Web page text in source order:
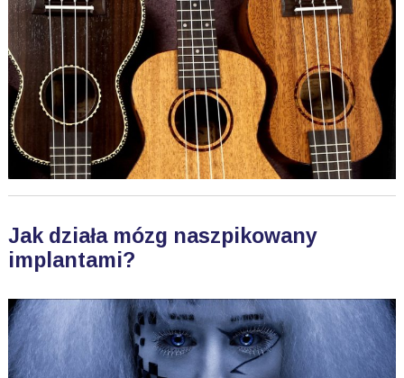
Jak działa mózg naszpikowany
implantami?